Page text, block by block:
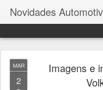
Novidades
MAR
2
Imagens e